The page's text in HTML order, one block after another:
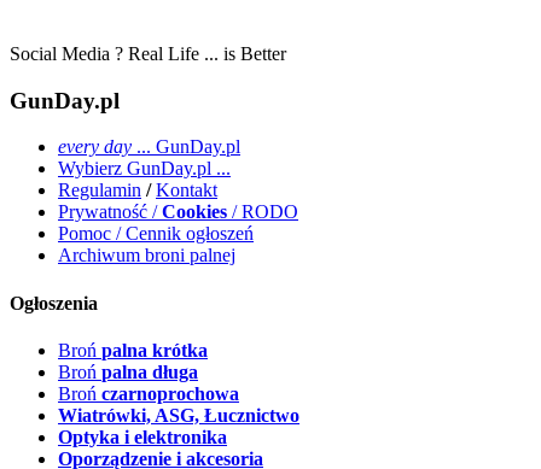
Social Media ? Real Life ... is Better
GunDay.pl
every day ... GunDay.pl
Wybierz GunDay.pl ...
Regulamin / Kontakt
Prywatność /Cookies / RODO
Pomoc / Cennik ogłoszeń
Archiwum broni palnej
Ogłoszenia
Broń palna krótka
Broń palna długa
Broń czarnoprochowa
Wiatrówki, ASG, Łucznictwo
Optyka i elektronika
Oporządzenie i akcesoria